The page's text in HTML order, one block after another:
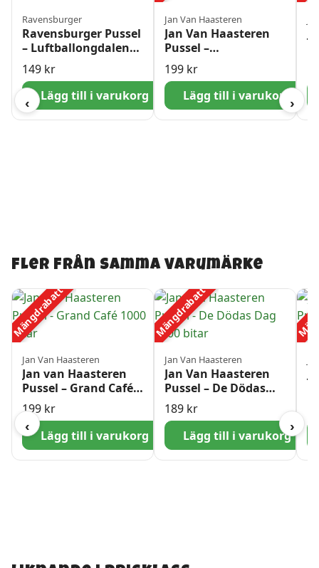
‹
Ravensburger
Ravensburger Pussel
– Luftballongdalen
500 bitar
149 kr
Lägg till i varukorg
Jan Van Haasteren
Jan Van Haasteren
Pussel –
Fågelskådning 1000
bitar
199 kr
Lägg till i varukorg ›
Fler från samma varumärke
‹
Mängdrabatt
Jan Van Haasteren
Jan van Haasteren
Pussel – Grand Café
1000 bitar
199 kr
Lägg till i varukorg
Mängdrabatt
Jan Van Haasteren
Jan Van Haasteren
Pussel – De Dödas
Dag 1000 bitar
189 kr
Lägg till i varukorg
›